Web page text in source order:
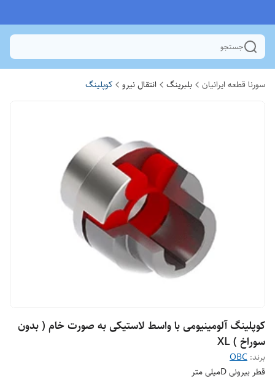
جستجو
سورنا قطعه ایرانیان بلبرینگ انتقال نیرو کوپلینگ
کوپلینگ آلومینیومی با واسط لاستیکی به صورت خام ( بدون
سوراخ ) XL
برند: OBC
قطر بیرونی Dمیلی متر